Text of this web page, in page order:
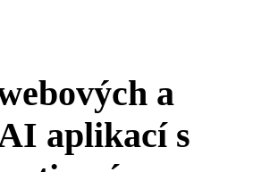
a
aplikací s